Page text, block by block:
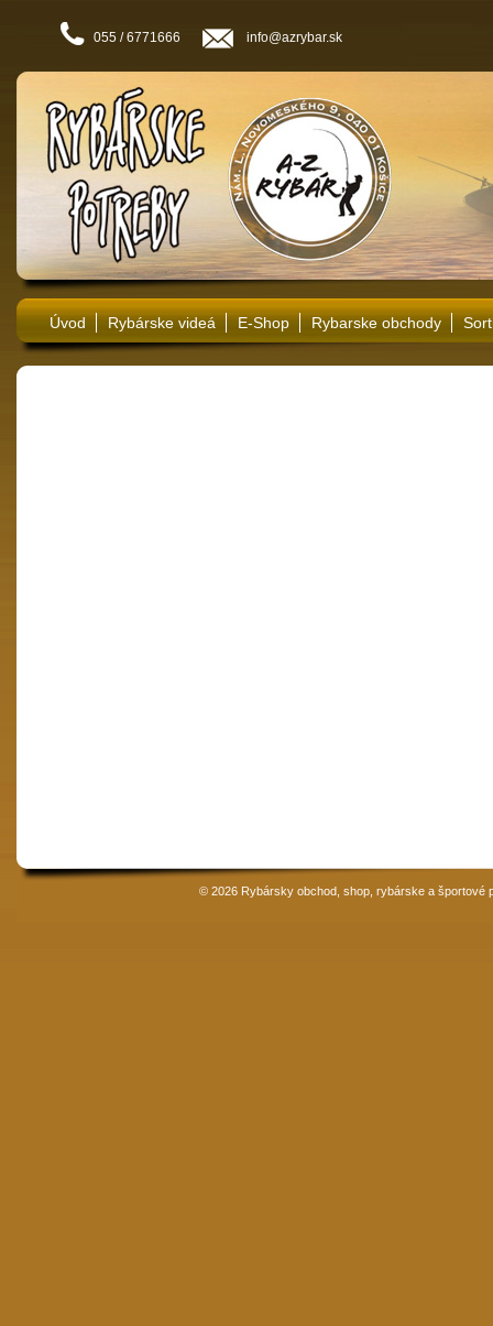
© 2026 Rybársky obchod, shop, rybárske a športové
Úvod Rybárske videá E-Shop Rybarske obchody
055 / 6771666 info@azrybar.sk